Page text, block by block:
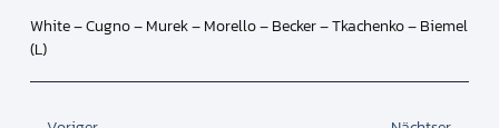
White – Cugno – Murek – Morello – Becker – Tkachenko – Biemel
(L)